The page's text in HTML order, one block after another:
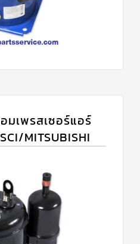
มเพรสเซอร์แอร์
MITSUBISHI